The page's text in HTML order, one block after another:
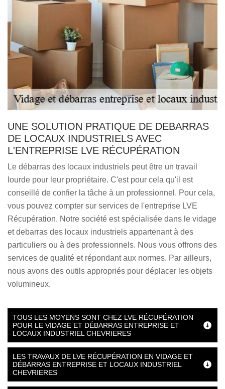
UNE SOLUTION PRATIQUE DE DEBARRAS
DE LOCAUX INDUSTRIELS AVEC
L'ENTREPRISE LVE RÉCUPÉRATION
Le débarras des locaux industriels peut être un travail
lourde pour leur propriétaire. C'est pour cela qu'il est
conseillé de confier la tâche à un professionnel. Pour cela,
vous pouvez compter sur services de l'entreprise LVE
Récupération. Notre société est spécialisée dans le vidage
et debarras des locaux industriels appartenant à des
particuliers ou à des professionnels. Nous vous offrons des
services de qualité et répondant aux normes. Par ailleurs,
nous avons des outils appropriés pour déplacer les objets
volumineux.
TOUS LES MOYENS SONT CHEZ LVE RÉCUPÉRATION
POUR LE VIDAGE ET DÉBARRAS ENTREPRISE ET
LOCAUX INDUSTRIEL CHEVRIERES
LES TRAVAUX DE LVE RÉCUPÉRATION EN VIDAGE ET
DÉBARRAS ENTREPRISE ET LOCAUX INDUSTRIEL
CHEVRIERES